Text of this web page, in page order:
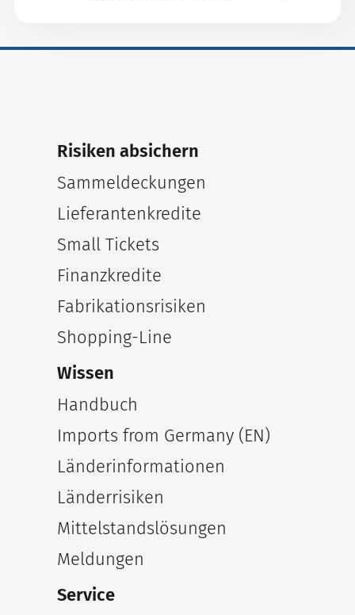
Risiken absichern
Sammeldeckungen
Lieferantenkredite
Small Tickets
Finanzkredite
Fabrikationsrisiken
Shopping-Line
Wissen
Handbuch
Imports from Germany (EN)
Länderinformationen
Länderrisiken
Mittelstandslösungen
Meldungen
Service